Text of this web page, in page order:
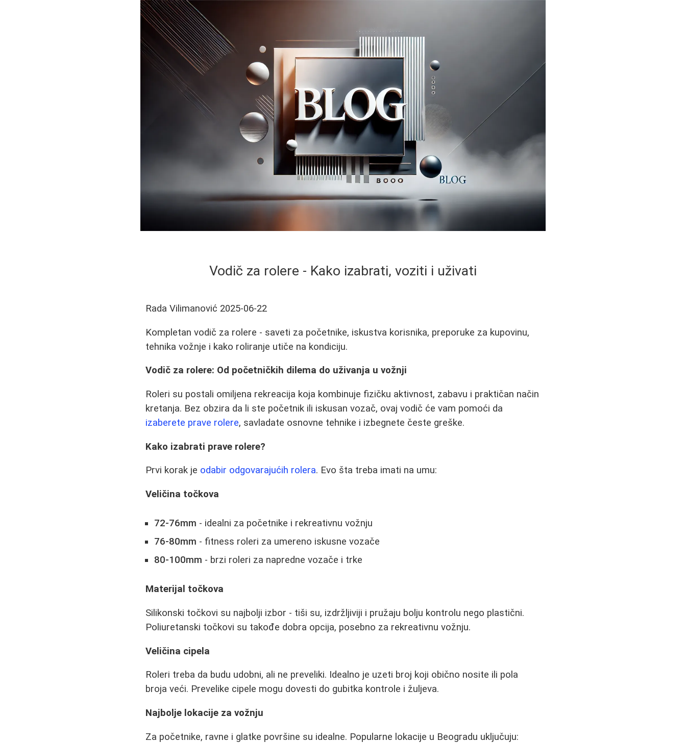
Vodič za rolere - Kako izabrati, voziti i uživati
Rada Vilimanović 2025-06-22
Kompletan vodič za rolere - saveti za početnike, iskustva korisnika, preporuke za kupovinu,
tehnika vožnje i kako roliranje utiče na kondiciju.
Vodič za rolere: Od početničkih dilema do uživanja u vožnji
Roleri su postali omiljena rekreacija koja kombinuje fizičku aktivnost, zabavu i praktičan način
kretanja. Bez obzira da li ste početnik ili iskusan vozač, ovaj vodič će vam pomoći da
izaberete prave rolere, savladate osnovne tehnike i izbegnete česte greške.
Kako izabrati prave rolere?
Prvi korak je odabir odgovarajućih rolera. Evo šta treba imati na umu:
Veličina točkova
72-76mm - idealni za početnike i rekreativnu vožnju
76-80mm - fitness roleri za umereno iskusne vozače
80-100mm - brzi roleri za napredne vozače i trke
Materijal točkova
Silikonski točkovi su najbolji izbor - tiši su, izdržljiviji i pružaju bolju kontrolu nego plastični.
Poliuretanski točkovi su takođe dobra opcija, posebno za rekreativnu vožnju.
Veličina cipela
Roleri treba da budu udobni, ali ne preveliki. Idealno je uzeti broj koji obično nosite ili pola
broja veći. Prevelike cipele mogu dovesti do gubitka kontrole i žuljeva.
Najbolje lokacije za vožnju
Za početnike, ravne i glatke površine su idealne. Popularne lokacije u Beogradu uključuju: